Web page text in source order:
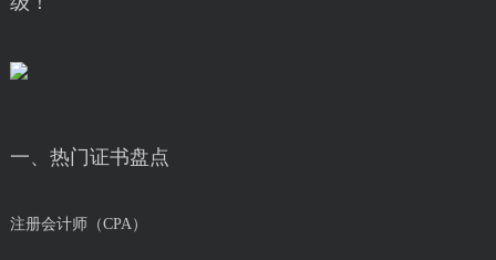
一、热门证书盘点
注册会计师（CPA）